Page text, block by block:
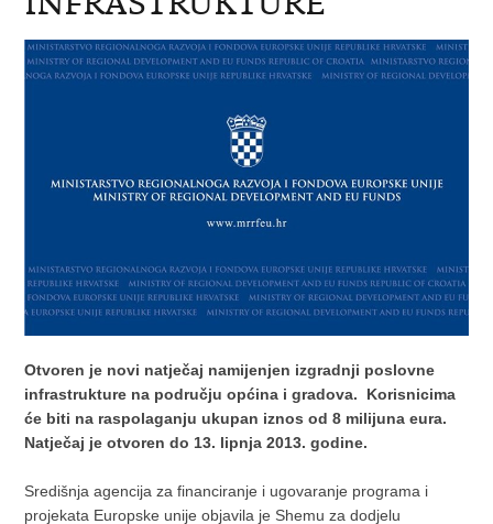
Otvoren je novi natječaj namijenjen izgradnji poslovne
infrastrukture na području općina i gradova. Korisnicima
će biti na raspolaganju ukupan iznos od 8 milijuna eura.
Natječaj je otvoren do 13. lipnja 2013. godine.
Središnja agencija za financiranje i ugovaranje programa i
projekata Europske unije objavila je Shemu za dodjelu